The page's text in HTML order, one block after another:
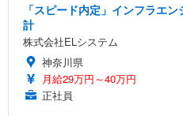
「スピード内定」インフラエ
計
株式会社ELシステム
神奈川県
月給29万円～40万円
正社員